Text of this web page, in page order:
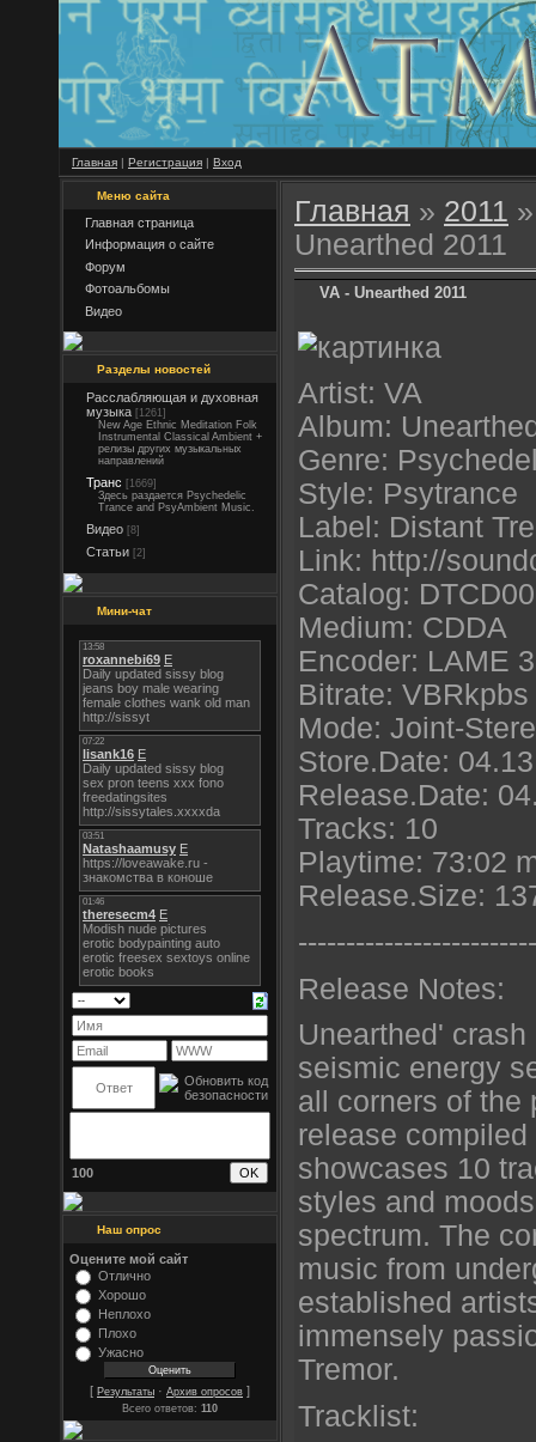
Главная | Регистрация | Вход
Меню сайта
Главная страница
Информация о сайте
Форум
Фотоальбомы
Видео
Разделы новостей
Расслабляющая и духовная
музыка [1261]
New Age Ethnic Meditation Folk
Instrumental Classical Ambient +
релизы других музыкальных
направлений
Транс [1669]
Здесь раздается Psychedelic
Trance and PsyAmbient Music.
Видео [8]
Статьи [2]
Мини-чат
100
Наш опрос
Оцените мой сайт
Отлично
Хорошо
Неплохо
Плохо
Ужасно
[ Результаты · Архив опросов ]
Всего ответов: 110
Главная » 2011 »
Unearthed 2011
VA - Unearthed 2011
Artist: VA
Album:
Genre:
Style: Psytrance
Label: Distant
Link: http://
Catalog:
Medium: CDDA
Encoder: LAME
Bitrate: VBRkpbs
Mode: Joint-
Store.Date:
Release.Date:
Tracks: 10
Playtime: 73:02
Release.Size:
----------------------
Release Notes:
Unearthed'
seismic energy
all corners of the
release
showcases 10
styles and
spectrum. The
music from
established
immensely
Tremor.
Tracklist: